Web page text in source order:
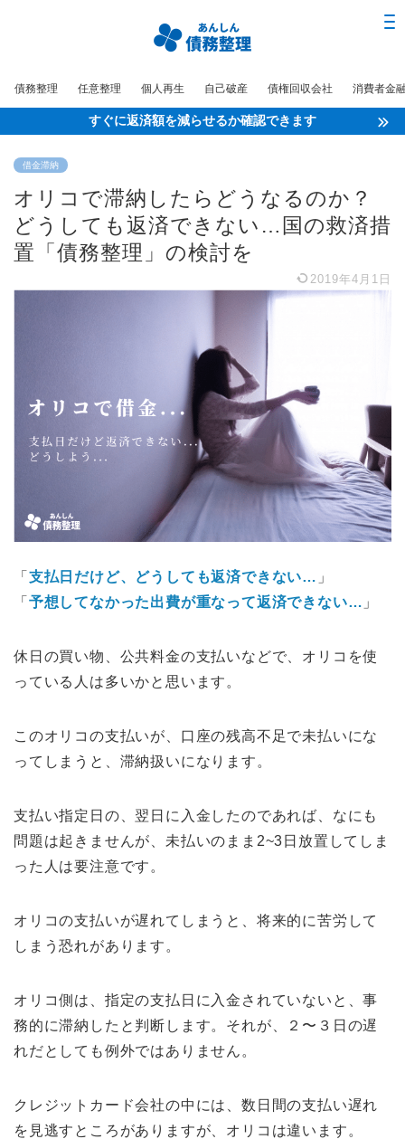
債務整理 任意整理 個人再生 自己破産 債権回収会社 消費者金
すぐに返済額を減らせるか確認できます
借金滞納
オリコで滞納したらどうなるのか？
どうしても返済できない…国の救済措
置「債務整理」の検討を
2019年4月1日
「 支払日だけど、どうしても返済できない… 」
「 予想してなかった出費が重なって返済できない… 」
休日の買い物、公共料金の支払いなどで、オリコを使
っている人は多いかと思います。
このオリコの支払いが、口座の残高不足で未払いにな
ってしまうと、滞納扱いになります。
支払い指定日の、翌日に入金したのであれば、なにも
問題は起きませんが、未払いのまま2~3日放置してしま
った人は要注意です。
オリコの支払いが遅れてしまうと、将来的に苦労して
しまう恐れがあります。
オリコ側は、指定の支払日に入金されていないと、事
務的に滞納したと判断します。それが、２〜３日の遅
れだとしても例外ではありません。
クレジットカード会社の中には、数日間の支払い遅れ
を見逃すところがありますが、オリコは違います。